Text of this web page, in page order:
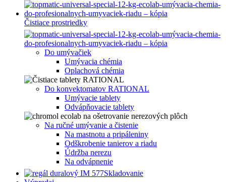
Čistiace prostriedky
Do umývačiek
Umývacia chémia
Oplachová chémia
Do konvektomatov RATIONAL
Umývacie tablety
Odvápňovacie tablety
Na ručné umývanie a čistenie
Na mastnotu a pripáleniny
Odškrobenie tanierov a riadu
Údržba nerezu
Na odvápnenie
Skladovanie